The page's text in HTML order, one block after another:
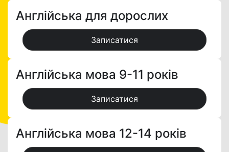
Англійська для дорослих
Записатися
Англійська мова 9-11 років
Записатися
Англійська мова 12-14 років